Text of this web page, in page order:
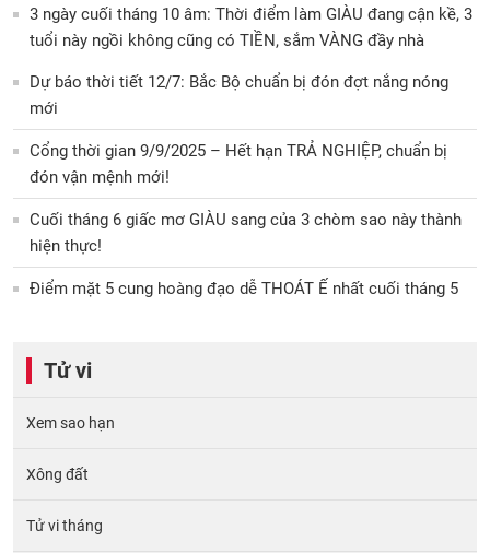
3 ngày cuối tháng 10 âm: Thời điểm làm GIÀU đang cận kề, 3
tuổi này ngồi không cũng có TIỀN, sắm VÀNG đầy nhà
Dự báo thời tiết 12/7: Bắc Bộ chuẩn bị đón đợt nắng nóng
mới
Cổng thời gian 9/9/2025 – Hết hạn TRẢ NGHIỆP, chuẩn bị
đón vận mệnh mới!
Cuối tháng 6 giấc mơ GIÀU sang của 3 chòm sao này thành
hiện thực!
Điểm mặt 5 cung hoàng đạo dễ THOÁT Ế nhất cuối tháng 5
Tử vi
Xem sao hạn
Xông đất
Tử vi tháng